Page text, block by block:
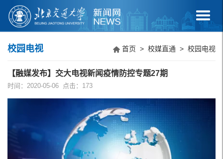
校园电视 首页 > 校媒直通 > 校园电视
【融媒发布】交大电视新闻疫情防控专题27期
时间：2020-05-06 点击： 173